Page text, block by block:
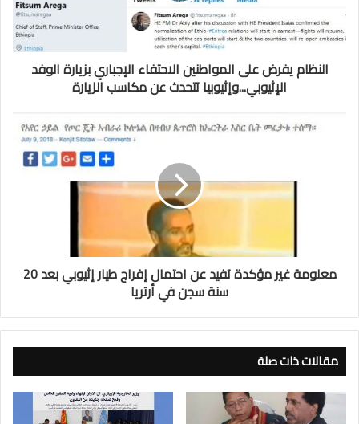
النظام يفرض على المواطنين الاحتفاء الإجباري بزيارة الوفد
الإثيوبي...وإثيوبيا تتحدث عن مكاسب الزيارة
معلومة غير مؤكدة تفيد عن احتمال إفراج طيار إثيوبي بعد 20
سنة سجن في أرتريا
مقالات ذات صلة